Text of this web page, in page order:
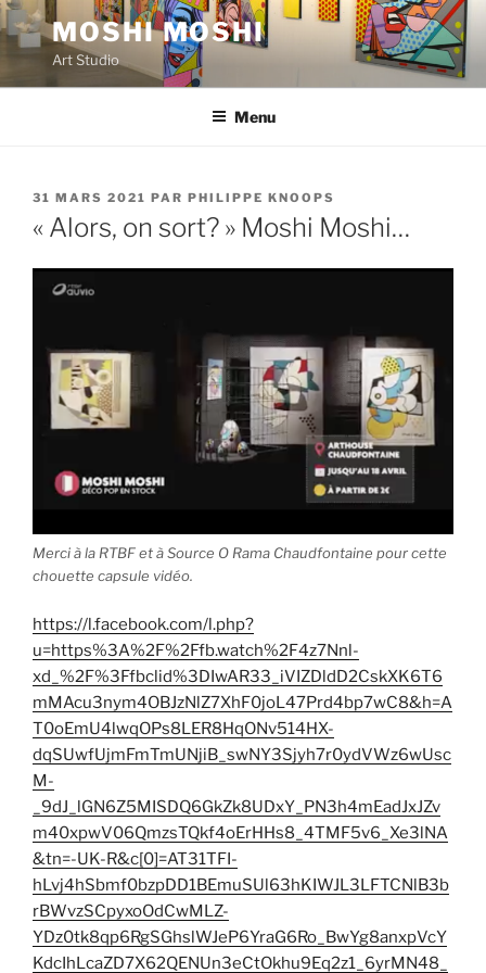
Aller
au
contenu
principal
MOSHI MOSHI
Art Studio
Menu
PUBLIÉ
31 MARS 2021 PAR PHILIPPE KNOOPS
« Alors, on sort? » Moshi Moshi…
Merci à la RTBF et à Source O Rama Chaudfontaine pour cette
chouette capsule vidéo.
https://l.facebook.com/l.php?
u=https%3A%2F%2Ffb.watch%2F4z7Nnl-
xd_%2F%3Ffbclid%3DIwAR33_iVIZDldD2CskXK6T6
mMAcu3nym4OBJzNlZ7XhF0joL47Prd4bp7wC8&h=A
T0oEmU4lwqOPs8LER8HqONv514HX-
dqSUwfUjmFmTmUNjiB_swNY3Sjyh7r0ydVWz6wUsc
M-
_9dJ_lGN6Z5MISDQ6GkZk8UDxY_PN3h4mEadJxJZv
m40xpwV06QmzsTQkf4oErHHs8_4TMF5v6_Xe3lNA
&tn=-UK-R&c[0]=AT31TFI-
hLvj4hSbmf0bzpDD1BEmuSUl63hKIWJL3LFTCNlB3b
rBWvzSCpyxoOdCwMLZ-
YDz0tk8qp6RgSGhslWJeP6YraG6Ro_BwYg8anxpVcY
KdcIhLcaZD7X62QENUn3eCtOkhu9Eq2z1_6yrMN48_